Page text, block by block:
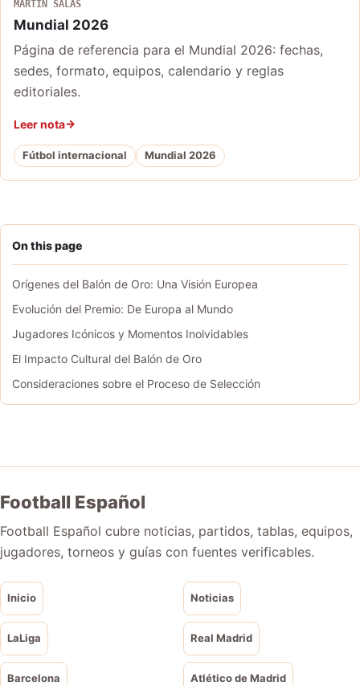
On this page
Orígenes del Balón de Oro: Una Visión Europea
Evolución del Premio: De Europa al Mundo
Jugadores Icónicos y Momentos Inolvidables
El Impacto Cultural del Balón de Oro
Consideraciones sobre el Proceso de Selección
MARTÍN SALAS
Mundial 2026
Página de referencia para el Mundial 2026: fechas,
sedes, formato, equipos, calendario y reglas
editoriales.
Leer nota
Fútbol internacional Mundial 2026
Football Español
Football Español cubre noticias, partidos, tablas, equipos,
jugadores, torneos y guías con fuentes verificables.
Inicio Noticias
LaLiga Real Madrid
Barcelona Atlético de Madrid